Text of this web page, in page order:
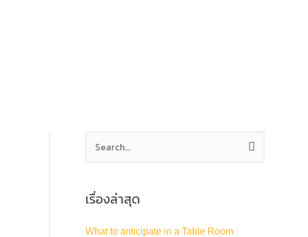
c
เรื่องล่าสุด
What to anticipate in a Table Room